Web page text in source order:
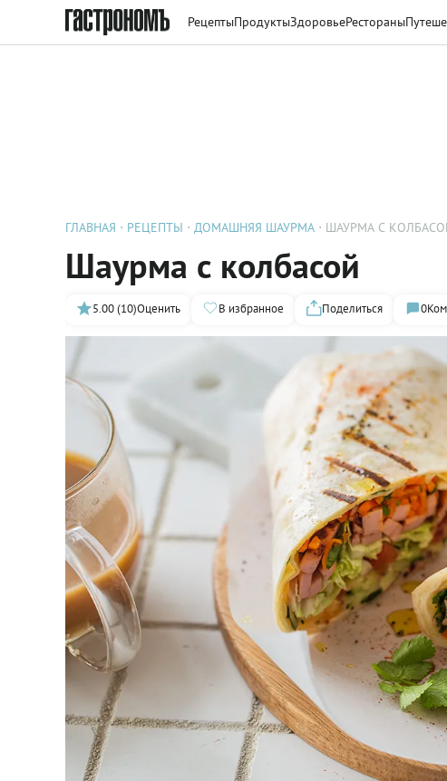
РецептыПродуктыЗдоровьеРестораны
ГЛАВНАЯ РЕЦЕПТЫ ДОМАШНЯЯ ШАУРМА ШАУРМА С
Шаурма с колбасой
5.00 (10)Оценить В избранное Поделиться 0